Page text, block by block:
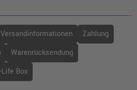
17,64 €
€
zzgl. Versand
shopping_cart
24XL Druckerpatrone
· Cyan
18,48 €
Versandinformationen
Zahlung
Warenrücksendung
Life Box